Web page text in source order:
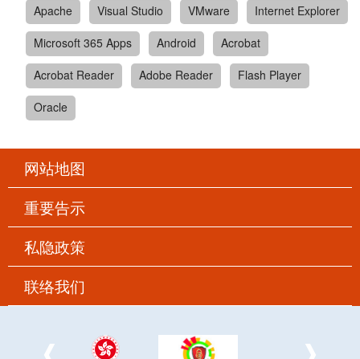
Apache
Visual Studio VMware
Internet Explorer
Microsoft 365 Apps
Android
Acrobat
Acrobat Reader
Adobe Reader
Flash Player
Oracle
网站地图
重要告示
私隐政策
联络我们